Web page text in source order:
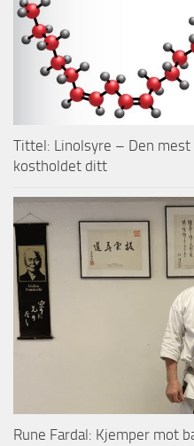
Tittel: Linolsyre – Den
kostholdet ditt
Rune Fardal: Kjemper mot